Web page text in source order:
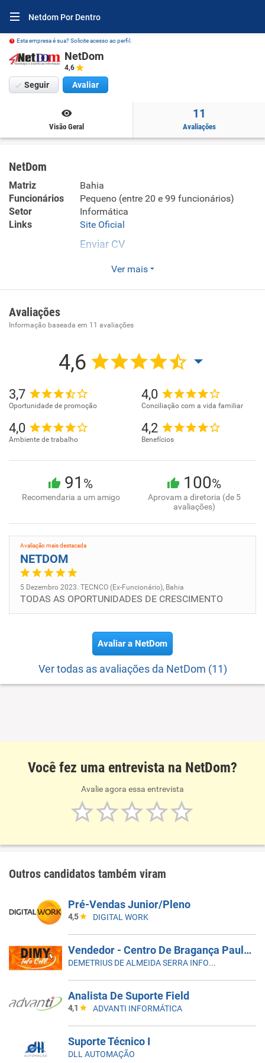
Netdom Por Dentro
Esta empresa é sua? Solicite acesso ao perfil.
NetDom
4,6
Seguir Avaliar
Visão Geral
11
Avaliações
NetDom
Matriz
Bahia
Funcionários
Pequeno (entre 20 e 99 funcionários)
Setor
Informática
Links
Site Oficial
Enviar CV
Reparação e manutenção de computadores e de
Ver mais
Avaliações
Informação baseada em 11 avaliações
4,6
3,7
Oportunidade de promoção
4,0
Conciliação com a vida familiar
4,0
Ambiente de trabalho
4,2
Benefícios
91 %
Recomendaria a um amigo
100%
Aprovam a diretoria (de 5
avaliações)
Avaliação mais destacada
NETDOM
5 Dezembro 2023. TECNCO (Ex-Funcionário), Bahia
TODAS AS OPORTUNIDADES DE CRESCIMENTO
Avaliar a NetDom
Ver todas as avaliações da NetDom (11)
Você fez uma entrevista na NetDom?
Avalie agora essa entrevista
Outros candidatos também viram
Pré-Vendas Junior/Pleno
4,5 DIGITAL WORK
Vendedor - Centro De Bragança Paulista
DEMETRIUS DE ALMEIDA SERRA INFORMÁTICA ME
Analista De Suporte Field
4,1 ADVANTI INFORMÁTICA
Suporte Técnico I
DLL AUTOMAÇÃO